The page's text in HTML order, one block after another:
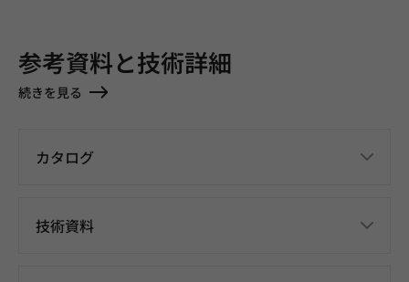
参考資料と技術詳細
続きを見る
カタログ
技術資料